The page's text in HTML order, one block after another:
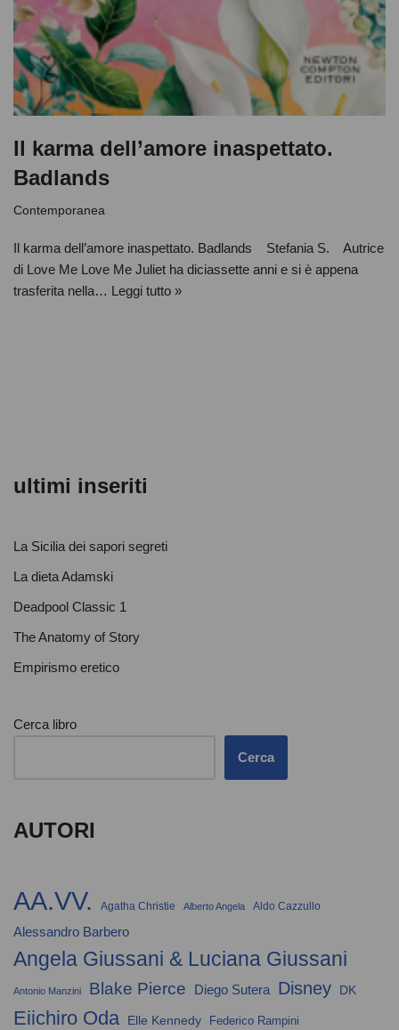
Il karma dell’amore inaspettato.
Badlands
Contemporanea
Il karma dell’amore inaspettato. Badlands Stefania S. Autrice
di Love Me Love Me Juliet ha diciassette anni e si è appena
trasferita nella… Leggi tutto »
ultimi inseriti
La Sicilia dei sapori segreti
La dieta Adamski
Deadpool Classic 1
The Anatomy of Story
Empirismo eretico
Cerca libro
Cerca
AUTORI
AA.VV. Agatha Christie Alberto Angela Aldo Cazzullo
Alessandro Barbero
Angela Giussani & Luciana Giussani
Antonio Manzini Blake Pierce Diego Sutera Disney DK
Eiichiro Oda Elle Kennedy Federico Rampini